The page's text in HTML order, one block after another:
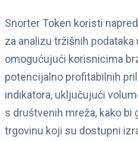
Snorter Token koristi
za analizu tržišnih
omogućujući korisnicima
potencijalno profitabilnih
indikatora, uključujući
s društvenih mreža, kako bi
trgovinu koji su dostupni